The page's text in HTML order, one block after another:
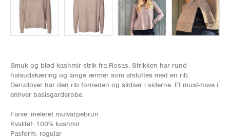
Smuk og blød kashmir strik fra Rosas. Strikken har rund
halsudskæring og lange ærmer som afsluttes med en rib.
Derudover har den rib forneden og slidser i siderne. Et must-have i
enhver basisgarderobe.
Farve: meleret mulvarpebrun
Kvalitet: 100% kashmir
Pasform: regular